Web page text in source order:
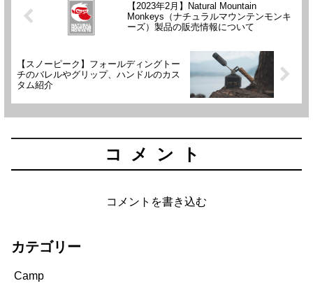
【2023年2月】Natural Mountain
Monkeys（ナチュラルマウンテンモンキ
ーズ）製品の販売情報について
【スノーピーク】フォールディングトー
チのバレルやグリップ、ハンドルのカス
タム紹介
コメント
コメントを書き込む
カテゴリー
Camp